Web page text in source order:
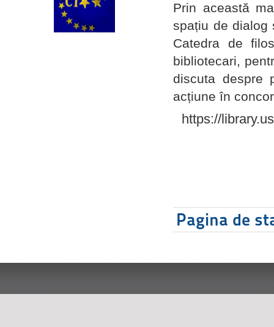
Prin această
spațiu de dialog
Catedra de
bibliotecari,
discuta despre
acțiune în
https://
Pagina de